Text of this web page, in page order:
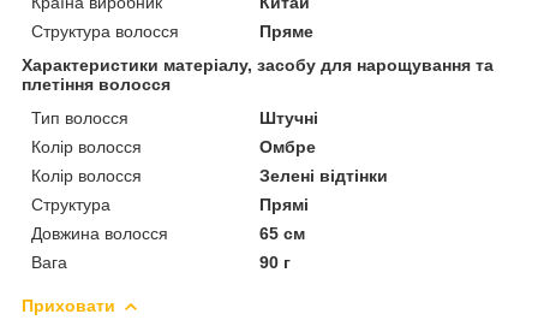
Структура волосся
Пряме
Характеристики матеріалу, засобу для нарощування та
плетіння волосся
Тип волосся
Штучні
Колір волосся
Омбре
Колір волосся
Зелені відтінки
Структура
Прямі
Довжина волосся
65 см
Вага
90 г
Приховати